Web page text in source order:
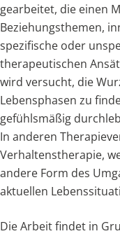
gearbeitet, die einen
Beziehungsthemen,
spezifische oder
therapeutischen
wird versucht, die
Lebensphasen zu
gefühlsmäßig
In anderen
Verhaltenstherapie,
andere Form des
aktuellen
Die Arbeit findet in